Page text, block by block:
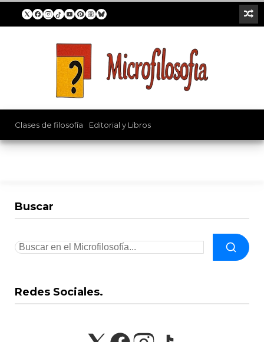
Clases de filosofía Editorial y Libros
Buscar
Redes Sociales.